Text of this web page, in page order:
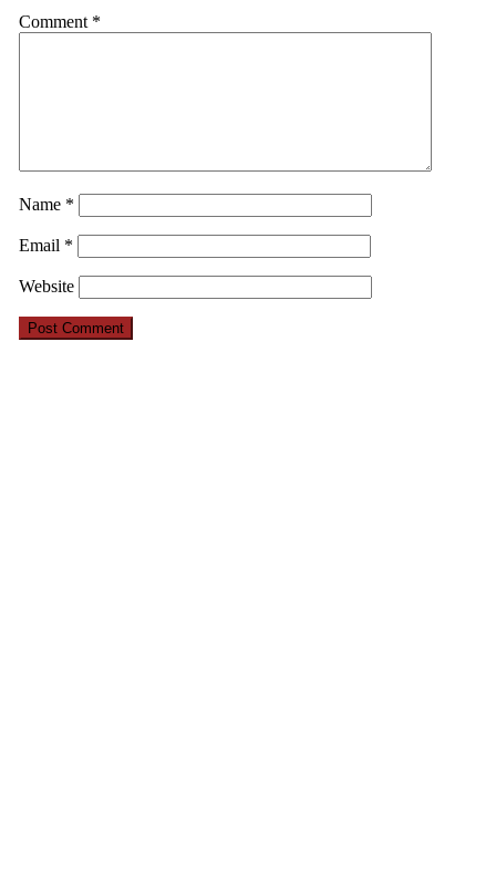
Comment *
Name *
Email *
Website